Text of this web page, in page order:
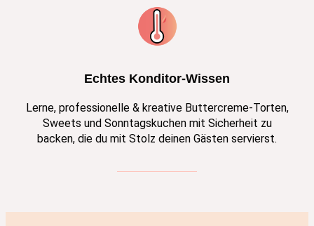
Echtes Konditor-Wissen
Lerne, professionelle & kreative Buttercreme-Torten,
Sweets und Sonntagskuchen mit Sicherheit zu
backen, die du mit Stolz deinen Gästen servierst.